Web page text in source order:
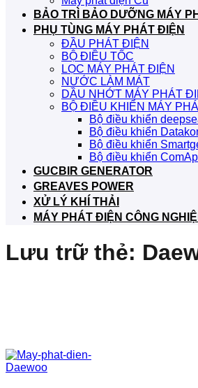
BẢO TRÌ BẢO DƯỠNG MÁY
PHỤ TÙNG MÁY PHÁT ĐIỆN
ĐẦU PHÁT ĐIỆN
BỘ ĐIỀU TỐC
LỌC MÁY PHÁT ĐIỆN
NƯỚC LÀM MÁT
DẦU NHỚT MÁY PHÁT
BỘ ĐIỀU KHIỂN MÁY
Bộ điều khiển
Bộ điều khiển
Bộ điều khiển
Bộ điều khiển ComAp
GUCBIR GENERATOR
GREAVES POWER
XỬ LÝ KHÍ THẢI
MÁY PHÁT ĐIỆN CÔNG
Lưu trữ thẻ: